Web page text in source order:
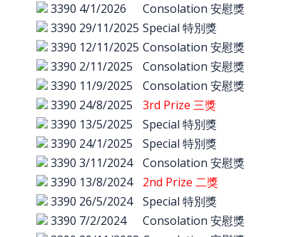
3390 4/1/2026
Consolation 安慰獎
3390 29/11/2025 Special 特別獎
3390 12/11/2025 Consolation 安慰獎
3390 2/11/2025
Consolation 安慰獎
3390 11/9/2025
Consolation 安慰獎
3390 24/8/2025
3rd Prize 三獎
3390 13/5/2025
Special 特別獎
3390 24/1/2025
Special 特別獎
3390 3/11/2024
Consolation 安慰獎
3390 13/8/2024
2nd Prize 二獎
3390 26/5/2024
Special 特別獎
3390 7/2/2024
Consolation 安慰獎